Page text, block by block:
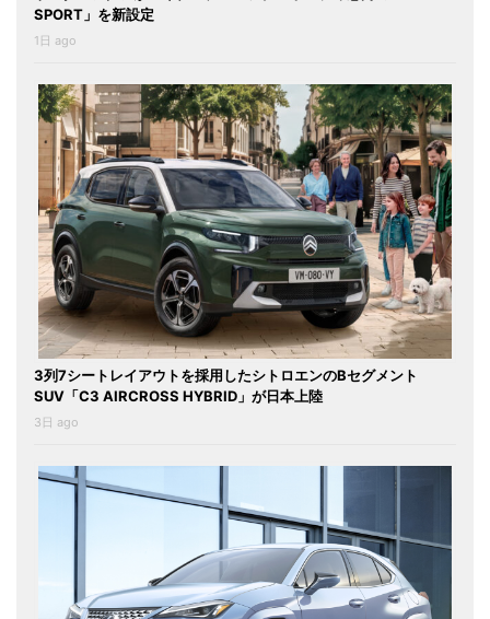
SPORT」を新設定
1日 ago
3列7シートレイアウトを採用したシトロエンのBセグメント
SUV「C3 AIRCROSS HYBRID」が日本上陸
3日 ago